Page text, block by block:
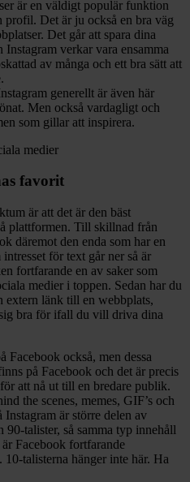
är en väldigt populär funktion
Det är ju också en bra väg
Det går att spara dina
verkar vara ensamma
av många och ett bra sätt att
generellt är även här
Men också vardagligt och
som gillar att inspirera.
favorit
är att det är den bäst
plattformen. Till skillnad från
däremot den enda som har en
för text går ner så är
fortfarande en av saker som
medier i toppen. Sedan har du
extern länk till en webbplats,
bra för ifall du vill driva dina
Facebook också, men dessa
på Facebook och det är precis
att nå ut till en bredare publik.
the scenes, memes, GIF’s och
Instagram är större delen av
90-talister, så samma typ innehåll
Facebook fortfarande
talisterna hänger inte här. Ha